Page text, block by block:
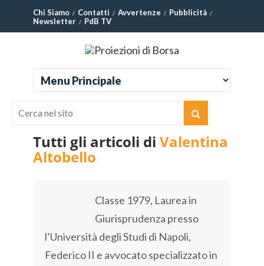
Chi Siamo Contatti Avvertenze
Pubblicità
Newsletter
PdB TV
Tutti gli articoli di Valentina
Altobello
Classe 1979, Laurea in
Giurisprudenza presso
l’Università degli Studi di Napoli,
Federico II e avvocato specializzato in